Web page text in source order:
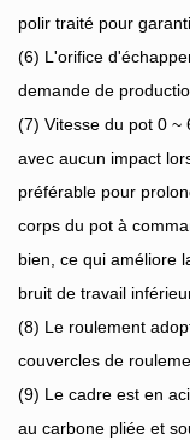
polir traité pour
(6) L'orifice
demande de
(7) Vitesse du pot 0 ~
avec aucun impact
préférable pour
corps du pot à
bien, ce qui améliore
bruit de travail
(8) Le roulement
couvercles de
(9) Le cadre est en
au carbone pliée et